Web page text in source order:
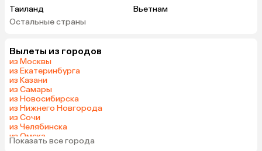
Таиланд
Вьетнам
ОАЭ
Кипр
Саудовская Аравия
Остальные страны
Вылеты из городов
из Москвы
из Екатеринбурга
из Казани
из Самары
из Новосибирска
из Нижнего Новгорода
из Сочи
из Челябинска
из Омска
из Красноярска
Показать все города